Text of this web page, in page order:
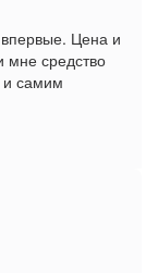
впервые. Цена и
мне средство
самим